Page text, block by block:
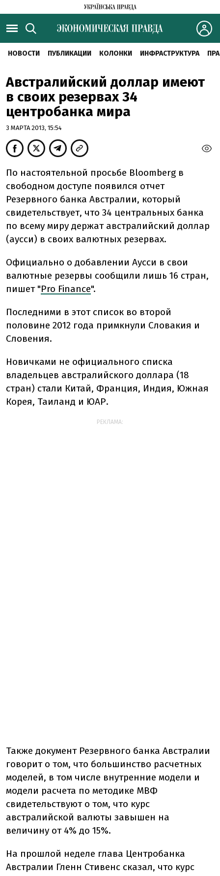
НОВОСТИ ПУБЛИКАЦИИ КОЛОНКИ ИНФРАСТРУКТУРА
Австралийский доллар имеют
в своих резервах 34
центробанка мира
3 МАРТА 2013, 15:54
По настоятельной просьбе Bloomberg в
свободном доступе появился отчет
Резервного банка Австралии, который
свидетельствует, что 34 центральных банка
по всему миру держат австралийский доллар
(аусси) в своих валютных резервах.
Официально о добавлении Аусси в свои
валютные резервы сообщили лишь 16 стран,
пишет "Pro Finance".
Последними в этот список во второй
половине 2012 года примкнули Словакия и
Словения.
Новичками не официального списка
владельцев австралийского доллара (18
стран) стали Китай, Франция, Индия, Южная
Корея, Таиланд и ЮАР.
РЕКЛАМА:
Также документ Резервного банка Австралии
говорит о том, что большинство расчетных
моделей, в том числе внутренние модели и
модели расчета по методике МВФ
свидетельствуют о том, что курс
австралийской валюты завышен на
величину от 4% до 15%.
На прошлой неделе глава Центробанка
Австралии Гленн Стивенс сказал, что курс